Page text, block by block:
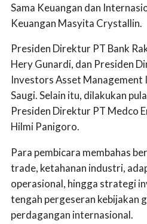
Sama Keuangan dan
Keuangan Masyita Crystallin.
Presiden Direktur PT Bank
Hery Gunardi, dan Presiden
Investors Asset Management
Saugi. Selain itu, dilakukan
Presiden Direktur PT Medco
Hilmi Panigoro.
Para pembicara membahas
trade, ketahanan industri,
operasional, hingga strategi
tengah pergeseran kebijakan
perdagangan internasional.